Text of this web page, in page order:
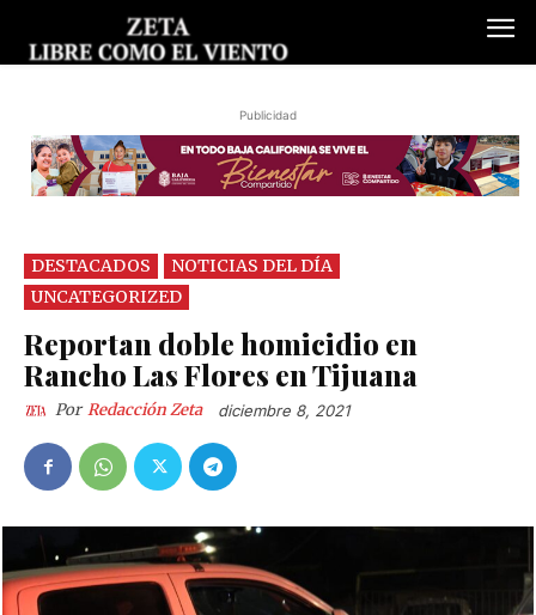
Publicidad
DESTACADOS
NOTICIAS DEL DÍA
UNCATEGORIZED
Reportan doble homicidio en
Rancho Las Flores en Tijuana
Por Redacción Zeta diciembre 8, 2021